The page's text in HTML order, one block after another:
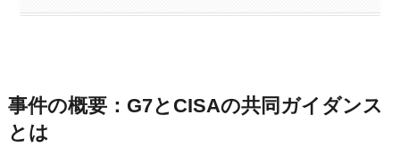
事件の概要：G7とCISAの共同ガイダンス
とは